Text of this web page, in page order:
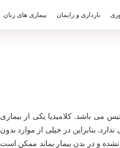
بارداری و زایمان بیماری های زنان
می باشد. کلامیدیا یکی از بیماری
بنابراین در خیلی از موارد بدون
و در بدن بیمار بماند ممکن است